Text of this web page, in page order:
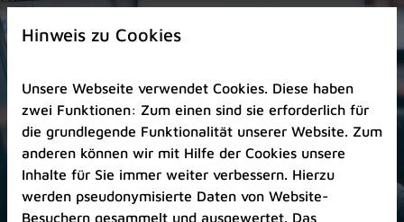
Zur
Startseite
Zum
Seitenanfang
springen
(Schnelltaste
A)
Zur
Hinweis zu Cookies
Unsere Webseite verwendet Cookies. Diese haben
zwei Funktionen: Zum einen sind sie erforderlich für
die grundlegende Funktionalität unserer Website. Zum
anderen können wir mit Hilfe der Cookies unsere
Inhalte für Sie immer weiter verbessern. Hierzu
werden pseudonymisierte Daten von Website-
Besuchern gesammelt und ausgewertet. Das